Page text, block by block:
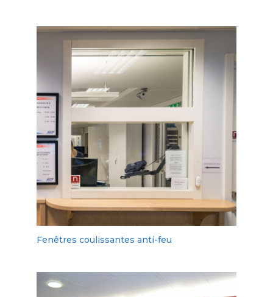
Fenêtres coulissantes anti-feu